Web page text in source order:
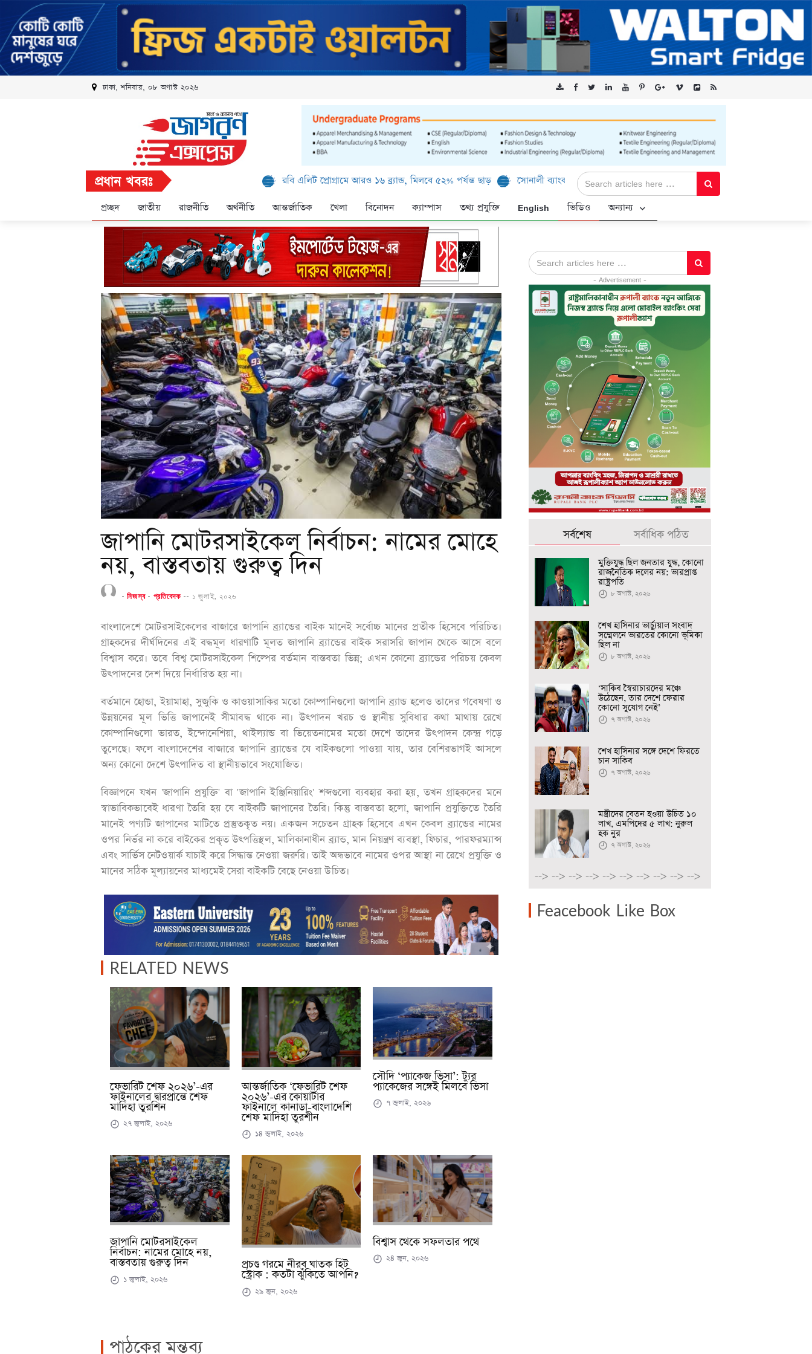
ঢাকা, শনিবার, ০৮ অগাস্ট ২০২৬
প্রধান খবরঃ রবি এলিট প্রোগ্রামে আরও ১৬ ব্র্যান্ড, মিলবে ৫২% পর্যন্ত ছাড় সোনালী ব্যাংক লিমিটেড-এর ‘কৃষক কার্ড’ কর্মসূচির জন্য সুরক্ষিত সংযোগ প্রদান করছে
প্রচ্ছদ জাতীয় রাজনীতি অর্থনীতি আন্তর্জাতিক খেলা বিনোদন ক্যাম্পাস তথ্য প্রযুক্তি English ভিডিও অন্যান্য
জাপানি মোটরসাইকেল নির্বাচন: নামের মোহে
নয়, বাস্তবতায় গুরুত্ব দিন
-নিজস্ব- প্রতিবেদক-- ১ জুলাই, ২০২৬
বাংলাদেশে মোটরসাইকেলের বাজারে জাপানি ব্র্যান্ডের বাইক মানেই সর্বোচ্চ মানের প্রতীক হিসেবে পরিচিত।
গ্রাহকদের দীর্ঘদিনের এই বদ্ধমূল ধারণাটি মূলত জাপানি ব্র্যান্ডের বাইক সরাসরি জাপান থেকে আসে বলে
বিশ্বাস করে। তবে বিশ্ব মোটরসাইকেল শিল্পের বর্তমান বাস্তবতা ভিন্ন; এখন কোনো ব্র্যান্ডের পরিচয় কেবল
উৎপাদনের দেশ দিয়ে নির্ধারিত হয় না।
​বর্তমানে হোন্ডা, ইয়ামাহা, সুজুকি ও কাওয়াসাকির মতো কোম্পানিগুলো জাপানি ব্র্যান্ড হলেও তাদের গবেষণা ও
উন্নয়নের মূল ভিত্তি জাপানেই সীমাবদ্ধ থাকে না। উৎপাদন খরচ ও স্থানীয় সুবিধার কথা মাথায় রেখে
কোম্পানিগুলো ভারত, ইন্দোনেশিয়া, থাইল্যান্ড বা ভিয়েতনামের মতো দেশে তাদের উৎপাদন কেন্দ্র গড়ে
তুলেছে। ফলে বাংলাদেশের বাজারে জাপানি ব্র্যান্ডের যে বাইকগুলো পাওয়া যায়, তার বেশিরভাগই আসলে
অন্য কোনো দেশে উৎপাদিত বা স্থানীয়ভাবে সংযোজিত।
​বিজ্ঞাপনে যখন 'জাপানি প্রযুক্তি' বা 'জাপানি ইঞ্জিনিয়ারিং' শব্দগুলো ব্যবহার করা হয়, তখন গ্রাহকদের মনে
স্বাভাবিকভাবেই ধারণা তৈরি হয় যে বাইকটি জাপানের তৈরি। কিন্তু বাস্তবতা হলো, জাপানি প্রযুক্তিতে তৈরি
মানেই পণ্যটি জাপানের মাটিতে প্রস্তুতকৃত নয়। একজন সচেতন গ্রাহক হিসেবে এখন কেবল ব্র্যান্ডের নামের
ওপর নির্ভর না করে বাইকের প্রকৃত উৎপত্তিস্থল, মালিকানাধীন ব্র্যান্ড, মান নিয়ন্ত্রণ ব্যবস্থা, ফিচার, পারফরম্যান্স
এবং সার্ভিস নেটওয়ার্ক যাচাই করে সিদ্ধান্ত নেওয়া জরুরি। তাই অন্ধভাবে নামের ওপর আস্থা না রেখে প্রযুক্তি ও
মানের সঠিক মূল্যায়নের মাধ্যমেই সেরা বাইকটি বেছে নেওয়া উচিত।
RELATED NEWS
ফেভারিট শেফ ২০২৬’-এর
ফাইনালের দ্বারপ্রান্তে শেফ
মাদিহা তুরশিন
২৭ জুলাই, ২০২৬
আন্তর্জাতিক ‘ফেভারিট শেফ
২০২৬’-এর কোয়ার্টার
ফাইনালে কানাডা-বাংলাদেশি
শেফ মাদিহা তুরশীন
১৪ জুলাই, ২০২৬
সৌদি ‘প্যাকেজ ভিসা’: ট্যুর
প্যাকেজের সঙ্গেই মিলবে ভিসা
৭ জুলাই, ২০২৬
জাপানি মোটরসাইকেল
নির্বাচন: নামের মোহে নয়,
বাস্তবতায় গুরুত্ব দিন
১ জুলাই, ২০২৬
প্রচণ্ড গরমে নীরব ঘাতক হিট
স্ট্রোক : কতটা ঝুঁকিতে আপনি?
২৯ জুন, ২০২৬
বিশ্বাস থেকে সফলতার পথে
২৪ জুন, ২০২৬
পাঠকের মন্তব্য
- Advertisement -
সর্বশেষ সর্বাধিক পঠিত
মুক্তিযুদ্ধ ছিল জনতার যুদ্ধ, কোনো
রাজনৈতিক দলের নয়: ভারপ্রাপ্ত
রাষ্ট্রপতি
৮ অগাস্ট, ২০২৬
শেখ হাসিনার ভার্চ্যুয়াল সংবাদ
সম্মেলনে ভারতের কোনো ভূমিকা
ছিল না
৮ অগাস্ট, ২০২৬
‘সাকিব স্বৈরাচারদের মঞ্চে
উঠেছেন, তার দেশে ফেরার
কোনো সুযোগ নেই’
৭ অগাস্ট, ২০২৬
শেখ হাসিনার সঙ্গে দেশে ফিরতে
চান সাকিব
৭ অগাস্ট, ২০২৬
মন্ত্রীদের বেতন হওয়া উচিত ১০
লাখ, এমপিদের ৫ লাখ: নুরুল
হক নুর
৭ অগাস্ট, ২০২৬
--> --> --> --> --> --> --> --> --> -->
Feacebook Like Box